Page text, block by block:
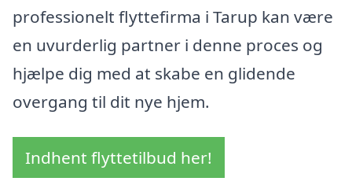
professionelt flyttefirma i Tarup kan være
en uvurderlig partner i denne proces og
hjælpe dig med at skabe en glidende
overgang til dit nye hjem.
Indhent flyttetilbud her!